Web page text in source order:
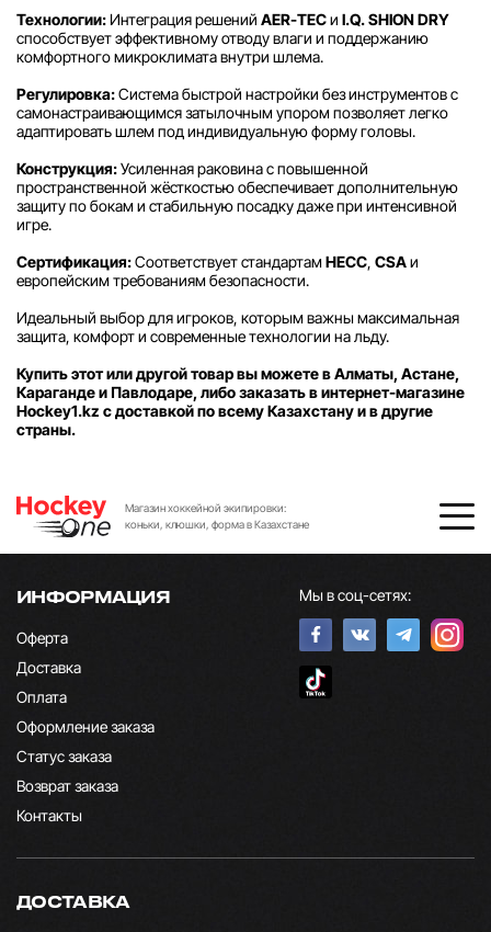
Технологии:Интеграция решений AER-TECи I.Q. SHION DRY
способствует эффективному отводу влаги и поддержанию
комфортного микроклимата внутри шлема.
Регулировка:Система быстрой настройки без инструментов с
самонастраивающимся затылочным упором позволяет легко
адаптировать шлем под индивидуальную форму головы.
Конструкция:Усиленная раковина с повышенной
пространственной жёсткостью обеспечивает дополнительную
защиту по бокам и стабильную посадку даже при интенсивной
игре.
Сертификация:Соответствует стандартамHECC, CSAи
европейским требованиям безопасности.
Идеальный выбор для игроков, которым важны максимальная
защита, комфорт и современные технологии на льду.
Купить этот или другой товар вы можете в Алматы, Астане,
Караганде и Павлодаре, либо заказать в интернет-магазине
Hockey1.kz с доставкой по всему Казахстану и в другие
страны.
Магазин хоккейной экипировки:
коньки, клюшки, форма в Казахстане
ИНФОРМАЦИЯ
Оферта
Доставка
Оплата
Оформление заказа
Статус заказа
Возврат заказа
Контакты
Мы в соц-сетях:
ДОСТАВКА